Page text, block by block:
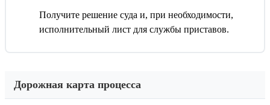
Получите решение суда и, при необходимости,
исполнительный лист для службы приставов.
Дорожная карта процесса